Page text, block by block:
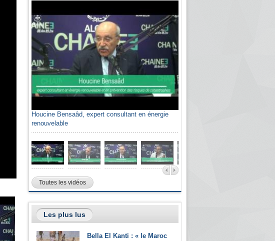
Houcine Bensaâd, expert consultant en énergie
renouvelable
Toutes les vidéos
Les plus lus
Bella El Kanti : « le Maroc